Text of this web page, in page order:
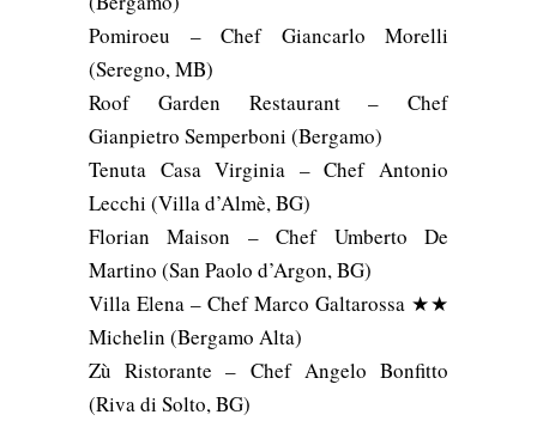
Pomiroeu – Chef Giancarlo Morelli
(Seregno, MB)
Roof Garden Restaurant – Chef
Gianpietro Semperboni (Bergamo)
Tenuta Casa Virginia – Chef Antonio
Lecchi (Villa d’Almè, BG)
Florian Maison – Chef Umberto De
Martino (San Paolo d’Argon, BG)
Villa Elena – Chef Marco Galtarossa ★★
Michelin (Bergamo Alta)
Zù Ristorante – Chef Angelo Bonfitto
(Riva di Solto, BG)